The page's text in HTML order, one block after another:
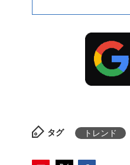
タグ トレンド